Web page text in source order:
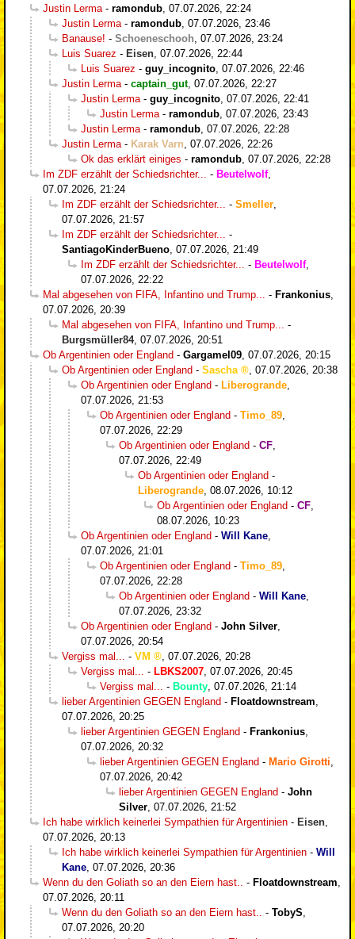
Justin Lerma - ramondub 07.07.2026, 22:24
Justin Lerma - ramondub 07.07.2026, 23:46
Banause! - Schoeneschooh 07.07.2026, 23:24
Luis Suarez - Eisen 07.07.2026, 22:44
Luis Suarez - guy_incognito 07.07.2026, 22:46
Justin Lerma - captain_gut, 07.07.2026, 22:27
Justin Lerma - guy_incognito 07.07.2026, 22:41
Justin Lerma - ramondub 07.07.2026, 23:43
Justin Lerma - ramondub 07.07.2026, 22:28
Justin Lerma - Karak Varn 07.07.2026, 22:26
Ok das erklärt einiges - ramondub 07.07.2026, 22:28
Im ZDF erzählt der Schiedsrichter...
- Beutelwolf,
07.07.2026, 21:24
Im ZDF erzählt der Schiedsrichter...
- Smeller
07.07.2026, 21:57
Im ZDF erzählt der Schiedsrichter...
-
SantiagoKinderBueno 07.07.2026, 21:49
Im ZDF erzählt der Schiedsrichter...
- Beutelwolf,
07.07.2026, 22:22
Mal abgesehen von FIFA, Infantino und Trump...
- Frankonius
07.07.2026, 20:39
Mal abgesehen von FIFA, Infantino und Trump...
-
Burgsmüller84, 07.07.2026, 20:51
Ob Argentinien oder England - Gargamel09 07.07.2026, 20:15
Ob Argentinien oder England - Sascha
07.07.2026, 20:38
Ob Argentinien oder England - Liberogrande
07.07.2026, 21:53
Ob Argentinien oder England - Timo_89
07.07.2026, 22:29
Ob Argentinien oder England - CF
07.07.2026, 22:49
Ob Argentinien oder England -
Liberogrande 08.07.2026, 10:12
Ob Argentinien oder England - CF
08.07.2026, 10:23
Ob Argentinien oder England - Will Kane
07.07.2026, 21:01
Ob Argentinien oder England - Timo_89
07.07.2026, 22:28
Ob Argentinien oder England - Will Kane
07.07.2026, 23:32
Ob Argentinien oder England - John Silver
07.07.2026, 20:54
Vergiss mal...
- VM
07.07.2026, 20:28
Vergiss mal...
- LBKS2007 07.07.2026, 20:45
Vergiss mal...
- Bounty 07.07.2026, 21:14
lieber Argentinien GEGEN England - Floatdownstream
07.07.2026, 20:25
lieber Argentinien GEGEN England - Frankonius
07.07.2026, 20:32
lieber Argentinien GEGEN England - Mario Girotti
07.07.2026, 20:42
lieber Argentinien GEGEN England - John
Silver 07.07.2026, 21:52
Ich habe wirklich keinerlei Sympathien für Argentinien - Eisen
07.07.2026, 20:13
Ich habe wirklich keinerlei Sympathien für Argentinien - Will
Kane 07.07.2026, 20:36
Wenn du den Goliath so an den Eiern hast..
- Floatdownstream
07.07.2026, 20:11
Wenn du den Goliath so an den Eiern hast..
- TobyS
07.07.2026, 20:20